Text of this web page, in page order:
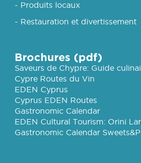
- Produits locaux
- Restauration et divertissement
Brochures (pdf)
Saveurs de Chypre: Guide
Cypre Routes du Vin
EDEN Cyprus
Cyprus EDEN Routes
Gastronomic Calendar
EDEN Cultural Tourism: Orini
Gastronomic Calendar